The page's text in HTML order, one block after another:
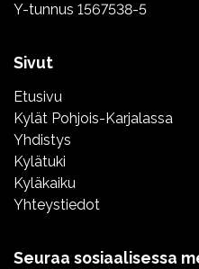
Y-tunnus 1567538-5
Sivut
Etusivu
Kylät Pohjois-Karjalassa
Yhdistys
Kylätuki
Kyläkaiku
Yhteystiedot
Seuraa sosiaalisessa